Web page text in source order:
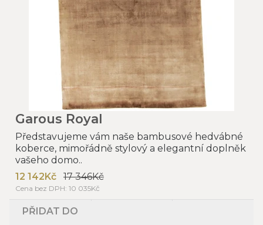
Garous Royal
Představujeme vám naše bambusové hedvábné
koberce, mimořádně stylový a elegantní doplněk
vašeho domo..
12 142Kč
17 346Kč
Cena bez DPH: 10 035Kč
PŘIDAT DO